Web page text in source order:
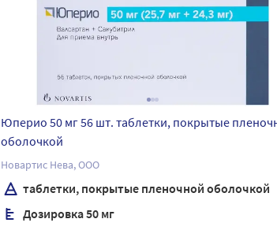
Юперио 50 мг 56 шт. таблетки, покрытые
оболочкой
Новартис Нева, ООО
таблетки, покрытые пленочной оболочкой
Дозировка 50 мг